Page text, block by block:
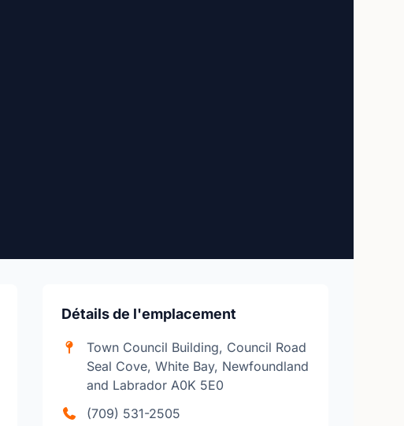
Détails de l'emplacement
Town Council Building, Council Road
Seal Cove, White Bay, Newfoundland
and Labrador A0K 5E0
(709) 531-2505